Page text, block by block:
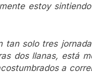
estoy
tan solo tres
dos llanas, está
a